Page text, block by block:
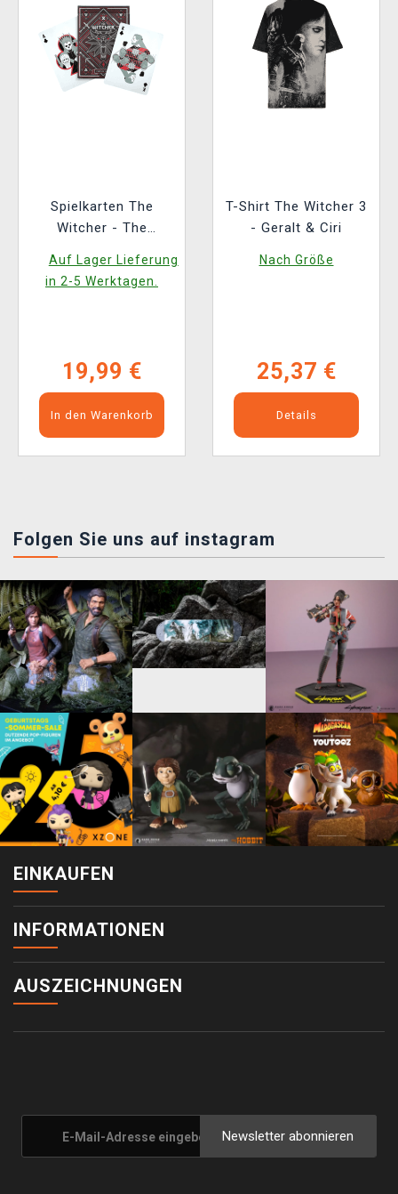
Spielkarten The
Witcher - The
Auf Lager Lieferung
in 2-5 Werktagen.
19,99 €
In den Warenkorb
T-Shirt The Witcher 3
- Geralt & Ciri
Nach Größe
25,37 €
Details
Folgen Sie uns auf instagram
EINKAUFEN
INFORMATIONEN
AUSZEICHNUNGEN
Newsletter abonnieren